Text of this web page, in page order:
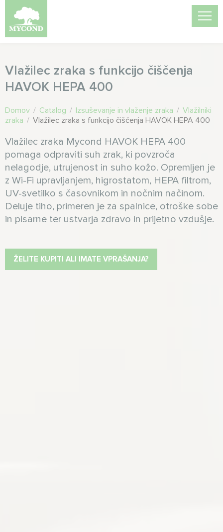
Vlažilec zraka s funkcijo čiščenja
HAVOK HEPA 400
Domov / Catalog / Izsuševanje in vlaženje zraka / Vlažilniki
zraka / Vlažilec zraka s funkcijo čiščenja HAVOK HEPA 400
Vlažilec zraka Mycond HAVOK HEPA 400
pomaga odpraviti suh zrak, ki povzroča
nelagodje, utrujenost in suho kožo. Opremljen je
z Wi-Fi upravljanjem, higrostatom, HEPA filtrom,
UV-svetilko s časovnikom in nočnim načinom.
Deluje tiho, primeren je za spalnice, otroške sobe
in pisarne ter ustvarja zdravo in prijetno vzdušje.
ŽELITE KUPITI ALI IMATE VPRAŠANJA?